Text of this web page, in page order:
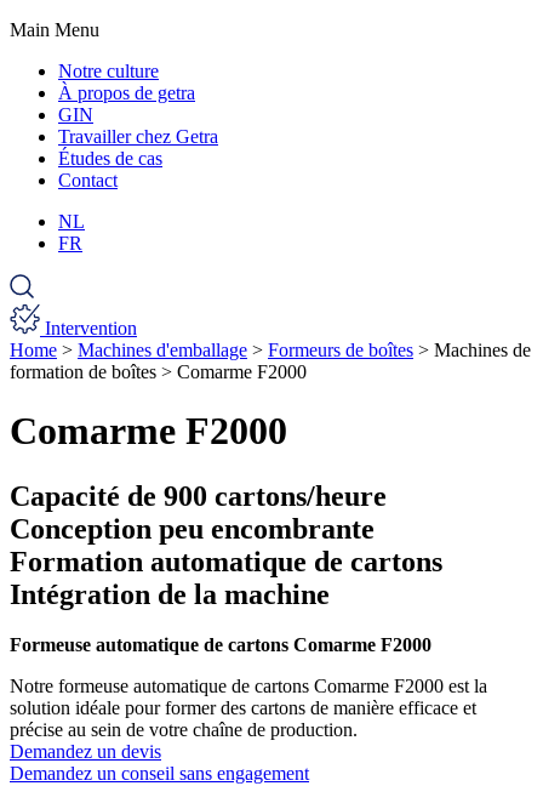
Main Menu
Notre culture
À propos de getra
GIN
Travailler chez Getra
Études de cas
Contact
NL
FR
Intervention
Home > Machines d'emballage > Formeurs de boîtes > Machines de
formation de boîtes > Comarme F2000
Comarme F2000
Capacité de 900 cartons/heure
Conception peu encombrante
Formation automatique de cartons
Intégration de la machine
Formeuse automatique de cartons Comarme F2000
Notre formeuse automatique de cartons Comarme F2000 est la
solution idéale pour former des cartons de manière efficace et
précise au sein de votre chaîne de production.
Demandez un devis
Demandez un conseil sans engagement